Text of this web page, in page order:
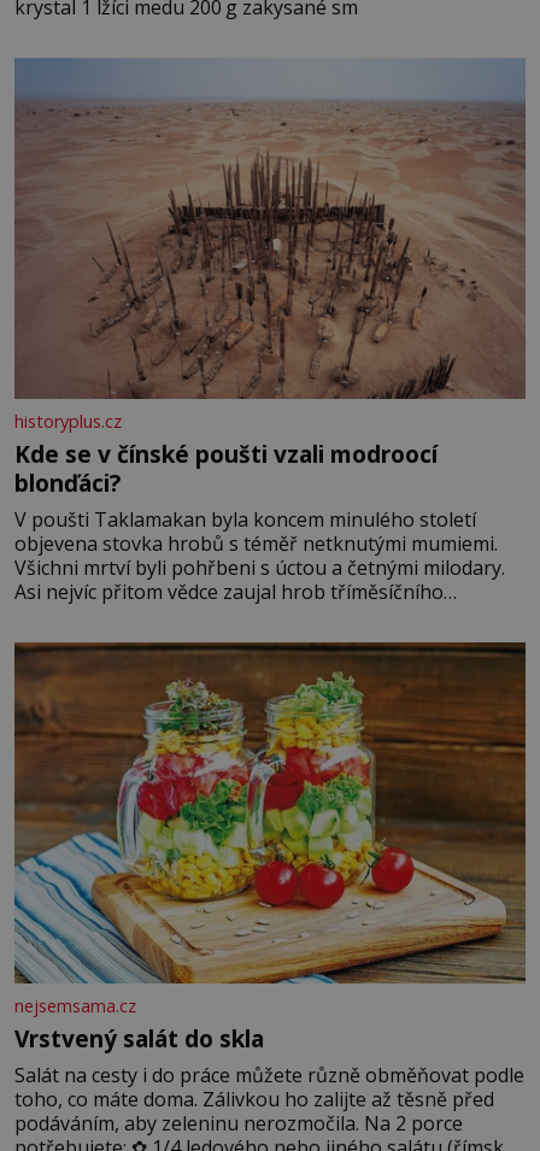
krystal 1 lžíci medu 200 g zakysané sm
historyplus.cz
Kde se v čínské poušti vzali modroocí
blonďáci?
V poušti Taklamakan byla koncem minulého století
objevena stovka hrobů s téměř netknutými mumiemi.
Všichni mrtví byli pohřbeni s úctou a četnými milodary.
Asi nejvíc přitom vědce zaujal hrob tříměsíčního
blonďaté vlásky. Fakt, že jsou těla dávných lidí nesmírně
dobře zachovalá, přičítají odborníci zdejším klimatickým
podmínkám. Sucho, prosolené písky a extrémně
nejsemsama.cz
Vrstvený salát do skla
Salát na cesty i do práce můžete různě obměňovat podle
toho, co máte doma. Zálivkou ho zalijte až těsně před
podáváním, aby zeleninu nerozmočila. Na 2 porce